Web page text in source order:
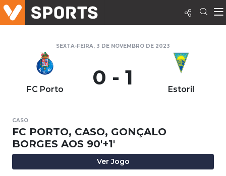
SEXTA-FEIRA, 3 DE NOVEMBRO DE 2023
FC Porto 0 - 1 Estoril
CASO
FC PORTO, CASO, GONÇALO
BORGES AOS 90'+1'
Ver Jogo